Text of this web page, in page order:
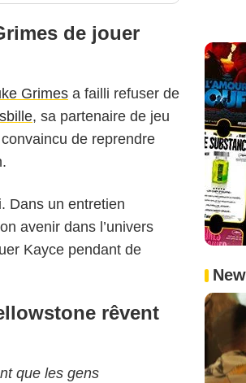
de jouer
Grimes a failli refuser de
, sa partenaire de jeu
de reprendre
Dans un entretien
avenir dans l’univers
Kayce pendant de
rêvent
que les gens